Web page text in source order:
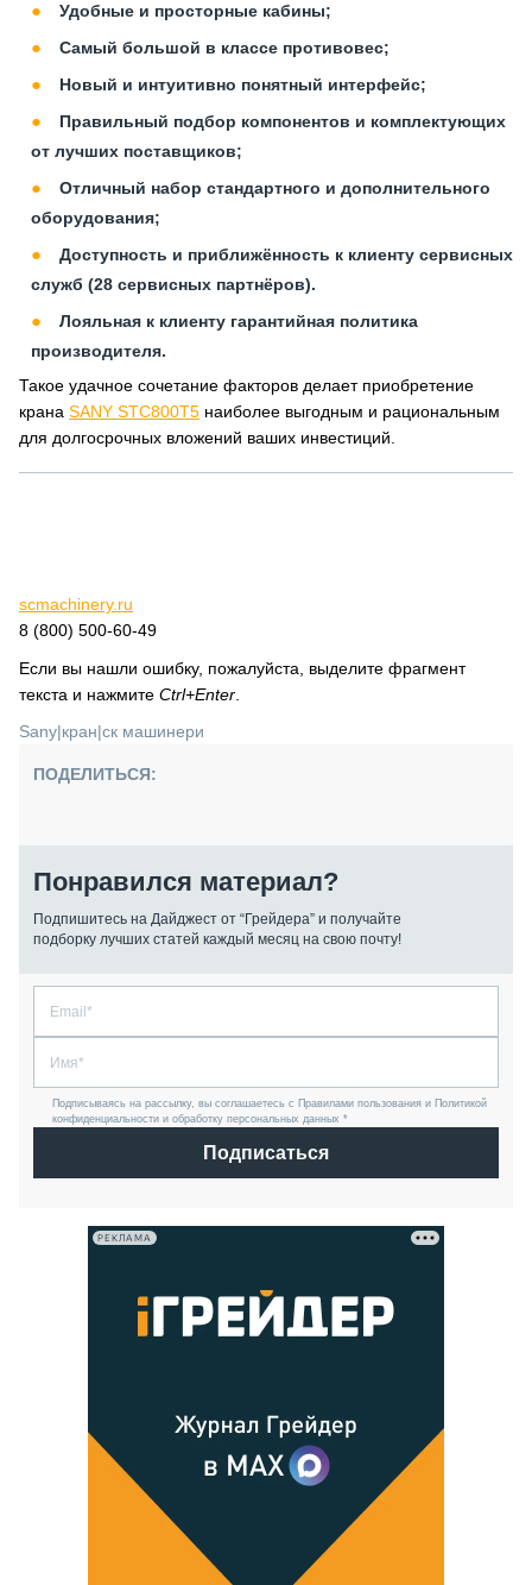
Удобные и просторные кабины;
Самый большой в классе противовес;
Новый и интуитивно понятный интерфейс;
Правильный подбор компонентов и комплектующих
от лучших поставщиков;
Отличный набор стандартного и дополнительного
оборудования;
Доступность и приближённость к клиенту сервисных
служб (28 сервисных партнёров).
Лояльная к клиенту гарантийная политика
производителя.
Такое удачное сочетание факторов делает приобретение
крана SANY STC800T5 наиболее выгодным и рациональным
для долгосрочных вложений ваших инвестиций.
scmachinery.ru
8 (800) 500-60-49
Если вы нашли ошибку, пожалуйста, выделите фрагмент
текста и нажмите Ctrl+Enter
Sany|кран|ск машинери
ПОДЕЛИТЬСЯ:
Понравился материал?
Подпишитесь на Дайджест от “Грейдера” и получайте
подборку лучших статей каждый месяц на свою почту!
Подписываясь на рассылку, вы соглашаетесь с Правилами пользования и Политикой
конфиденциальности и обработку персональных данных *
Подписаться
РЕКЛАМА